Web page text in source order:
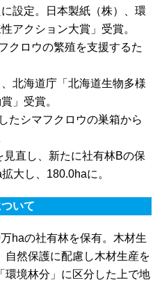
設定。日本製紙（株）、環
アクション大賞」受賞。
クロウの繁殖を支援するた
北海道庁「北海道生物多様
」受賞。
たシマフクロウの巣箱から
見直し、新たに社有林Bの保
大し、180.0haに。
いて
haの社有林を保有。木材生
自然保護に配慮し木材生産を
環境林分」に区分した上で地